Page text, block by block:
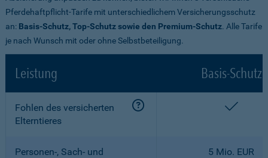
Pferdehaftpflicht-Tarife mit unterschiedlichem Versicherungsschutz
an: Basis-Schutz, Top-Schutz sowie den Premium-Schutz. Alle Tarife
je nach Wunsch mit oder ohne Selbstbeteiligung.
Leistung Basis-Schutz
Fohlen des versicherten
Elterntieres
Personen-, Sach- und
5 Mio. EUR